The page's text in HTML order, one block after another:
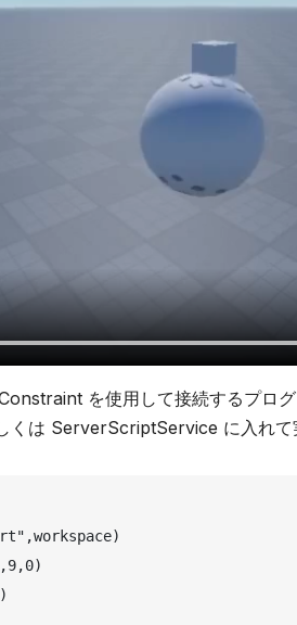
を使用して接続するプロ
は ServerScriptService に入れて